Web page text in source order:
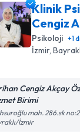
Klinik
Cengiz
Psikoloji +1
İzmir,
Cengiz Akçay
Birimi
mah. 286.sk
İzmir